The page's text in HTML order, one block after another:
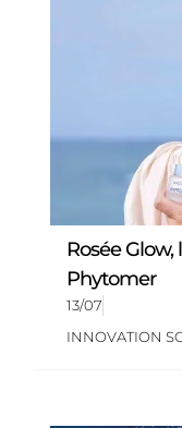
Rosée
Phytomer
13/07
INNOVATION